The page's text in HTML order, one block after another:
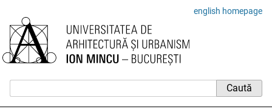
english homepage